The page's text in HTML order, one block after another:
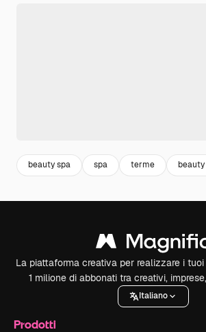
beauty spa spa terme
La piattaforma creativa per realizzare i
1 milione di abbonati tra creativi,
Italiano
Prodotti